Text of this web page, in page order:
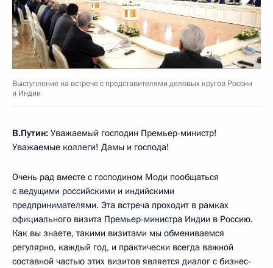
Выступление на встрече с представителями деловых кругов России
и Индии
В.Путин: Уважаемый господин Премьер-министр!
Уважаемые коллеги! Дамы и господа!
Очень рад вместе с господином Моди пообщаться
с ведущими российскими и индийскими
предпринимателями. Эта встреча проходит в рамках
официального визита Премьер-министра Индии в Россию.
Как вы знаете, такими визитами мы обмениваемся
регулярно, каждый год, и практически всегда важной
составной частью этих визитов является диалог с бизнес-